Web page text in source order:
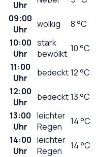
Uhr
09:00
Uhr
wolkig 8°C
10:00
Uhr
stark
bewölkt 10°C
11:00
Uhr
bedeckt12°C
12:00
Uhr
bedeckt13°C
13:00
Uhr
leichter
Regen
14°C
14:00
Uhr
leichter
Regen
14°C